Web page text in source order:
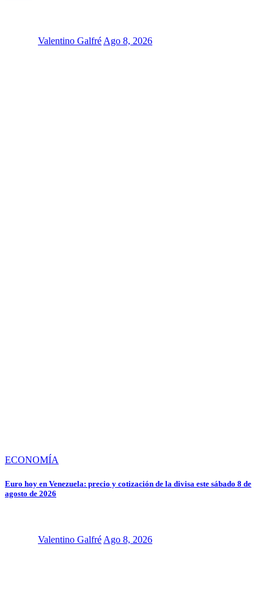
Valentino Galfré Ago 8, 2026
ECONOMÍA
Euro hoy en Venezuela: precio y cotización de la divisa este sábado 8 de
agosto de 2026
Valentino Galfré Ago 8, 2026